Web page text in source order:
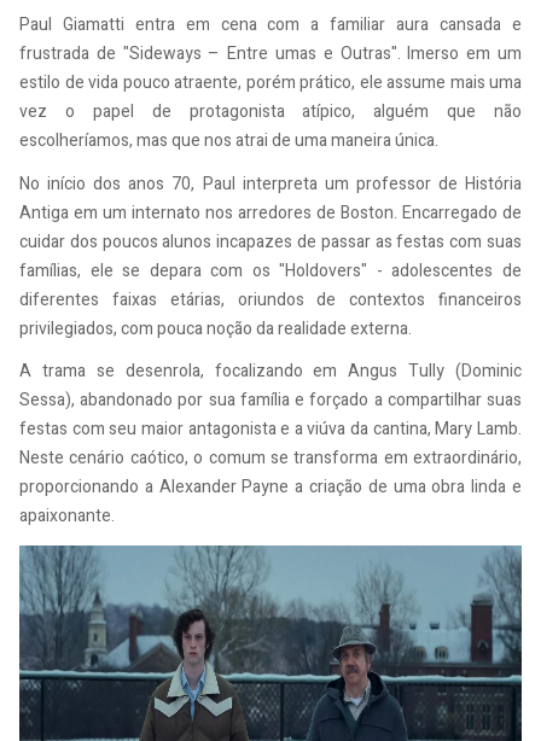
Paul Giamatti entra em cena com a familiar aura cansada e
frustrada de "Sideways – Entre umas e Outras". Imerso em um
estilo de vida pouco atraente, porém prático, ele assume mais uma
vez o papel de protagonista atípico, alguém que não
escolheríamos, mas que nos atrai de uma maneira única.
No início dos anos 70, Paul interpreta um professor de História
Antiga em um internato nos arredores de Boston. Encarregado de
cuidar dos poucos alunos incapazes de passar as festas com suas
famílias, ele se depara com os "Holdovers" - adolescentes de
diferentes faixas etárias, oriundos de contextos financeiros
privilegiados, com pouca noção da realidade externa.
A trama se desenrola, focalizando em Angus Tully (Dominic
Sessa), abandonado por sua família e forçado a compartilhar suas
festas com seu maior antagonista e a viúva da cantina, Mary Lamb.
Neste cenário caótico, o comum se transforma em extraordinário,
proporcionando a Alexander Payne a criação de uma obra linda e
apaixonante.